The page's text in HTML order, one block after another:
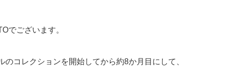
でございます。
コレクションを開始してから約8か月目にして、